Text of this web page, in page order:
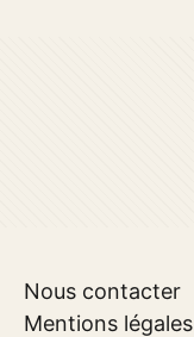
Nous contacter
Mentions légales